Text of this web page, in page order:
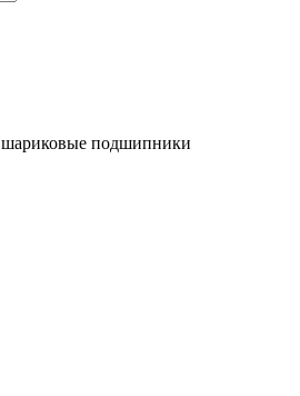
шариковые подшипники